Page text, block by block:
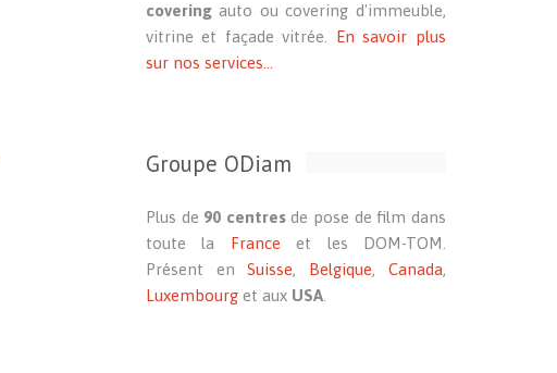
coveringauto ou covering d'immeuble,
vitrine et façade vitrée. En savoir plus
sur nos services...
Groupe ODiam
Plus de 90 centresde pose de film dans
toute la France et les DOM-TOM.
Présent enSuisse, Belgique, Canada,
Luxembourget aux USA.